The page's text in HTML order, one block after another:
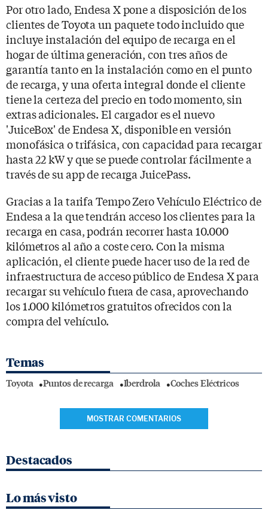
Por otro lado, Endesa X pone a disposición de los
clientes de Toyota un paquete todo incluido que
incluye instalación del equipo de recarga en el
hogar de última generación, con tres años de
garantía tanto en la instalación como en el punto
de recarga, y una oferta integral donde el cliente
tiene la certeza del precio en todo momento, sin
extras adicionales. El cargador es el nuevo
'JuiceBox' de Endesa X, disponible en versión
monofásica o trifásica, con capacidad para recargar
hasta 22 kW y que se puede controlar fácilmente a
través de su app de recarga JuicePass.
Gracias a la tarifa Tempo Zero Vehículo Eléctrico de
Endesa a la que tendrán acceso los clientes para la
recarga en casa, podrán recorrer hasta 10.000
kilómetros al año a coste cero. Con la misma
aplicación, el cliente puede hacer uso de la red de
infraestructura de acceso público de Endesa X para
recargar su vehículo fuera de casa, aprovechando
los 1.000 kilómetros gratuitos ofrecidos con la
compra del vehículo.
Temas
Toyota Puntos de recarga Iberdrola Coches Eléctricos
MOSTRAR COMENTARIOS
Destacados
Lo más visto